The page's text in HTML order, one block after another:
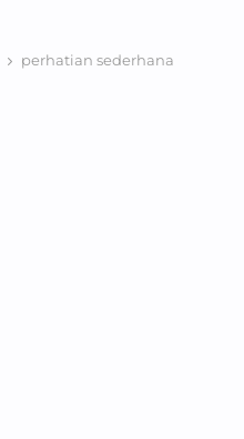
perhatian sederhana